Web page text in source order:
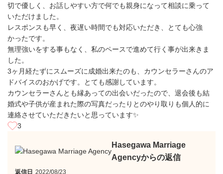
切で優しく、お話しやすい方で何でも親身になって相談に乗って
いただけました。
レスポンスも早く、夜遅い時間でも対応いただき、とても心強
かったです。
無理強いをする事もなく、私のペースで進めて行く事が出来きま
した。
3ヶ月経たずにスムーズに成婚出来たのも、カウンセラーさんのア
ドバイスのおかげです。とても感謝しています。
カウンセラーさんとも縁あっての出会いだったので、退会後も結
婚式や子供が産まれた際の写真だったりとのやり取りも個人的に
連絡させていただきたいと思っています✨
3
Hasegawa Marriage
Agencyからの返信
返信日 2022/08/23